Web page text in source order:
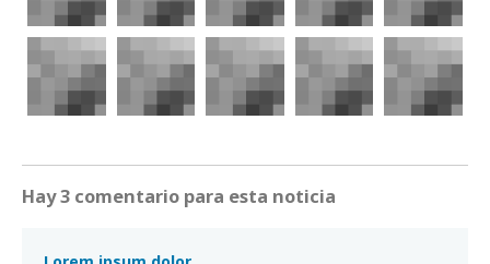
Hay 3 comentario para esta noticia